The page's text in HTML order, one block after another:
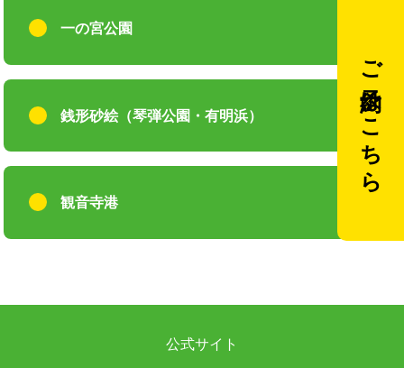
ご予約はこちら
一の宮公園
銭形砂絵（琴弾公園・有明浜）
観音寺港
公式サイト